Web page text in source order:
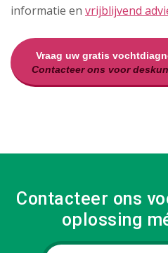
informatie en vrijblijvend
Vraag uw gratis
Contacteer ons voor
Contacteer ons
oplossing